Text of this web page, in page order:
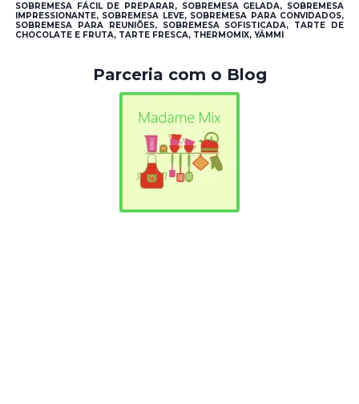
SOBREMESA FÁCIL DE PREPARAR, SOBREMESA GELADA, SOBREMESA
IMPRESSIONANTE, SOBREMESA LEVE, SOBREMESA PARA CONVIDADOS,
SOBREMESA PARA REUNIÕES, SOBREMESA SOFISTICADA, TARTE DE
CHOCOLATE E FRUTA, TARTE FRESCA, THERMOMIX, YÄMMI
Parceria com o Blog